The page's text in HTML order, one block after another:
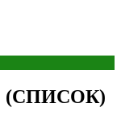
(СПИСОК)